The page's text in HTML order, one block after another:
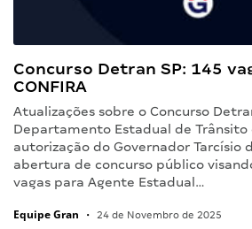
Concurso Detran SP: 145
CONFIRA
Atualizações sobre o Concurso
Departamento Estadual de Trânsito
autorização do Governador Tarcísio
abertura de concurso público
vagas para Agente Estadual…
Equipe Gran • 24 de Novembro de 2025